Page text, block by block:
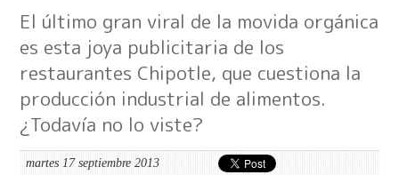
El último gran viral de la movida orgánica
es esta joya publicitaria de los
restaurantes Chipotle, que cuestiona la
producción industrial de alimentos.
¿Todavía no lo viste?
martes 17 septiembre 2013